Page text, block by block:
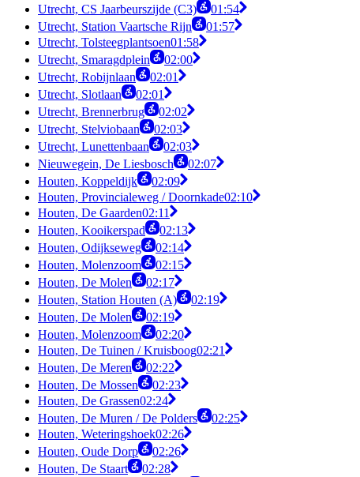
Utrecht, CS Jaarbeurszijde (C3)
01:54
Utrecht, Station Vaartsche Rijn
01:57
Utrecht, Tolsteegplantsoen01:58
Utrecht, Smaragdplein
02:00
Utrecht, Robijnlaan
02:01
Utrecht, Slotlaan
02:01
Utrecht, Brennerbrug
02:02
Utrecht, Stelviobaan
02:03
Utrecht, Lunettenbaan
02:03
Nieuwegein, De Liesbosch
02:07
Houten, Koppeldijk
02:09
Houten, Provincialeweg / Doornkade02:10
Houten, De Gaarden02:11
Houten, Kooikerspad
02:13
Houten, Odijkseweg
02:14
Houten, Molenzoom
02:15
Houten, De Molen
02:17
Houten, Station Houten (A)
02:19
Houten, De Molen
02:19
Houten, Molenzoom
02:20
Houten, De Tuinen / Kruisboog02:21
Houten, De Meren
02:22
Houten, De Mossen
02:23
Houten, De Grassen02:24
Houten, De Muren / De Polders
02:25
Houten, Weteringshoek02:26
Houten, Oude Dorp
02:26
Houten, De Staart
02:28